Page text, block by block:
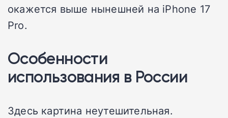
окажется выше нынешней на iPhone 17
Pro.
Особенности
использования в России
Здесь картина неутешительная.